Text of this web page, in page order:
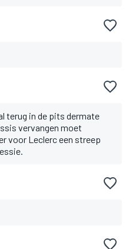
terug in de pits dermate
vervangen moet
voor Leclerc een streep